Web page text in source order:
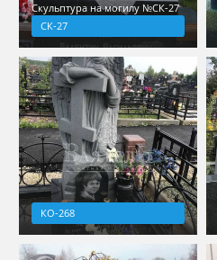
Скульптура на могилу №СК-27
СК-27
КО-268